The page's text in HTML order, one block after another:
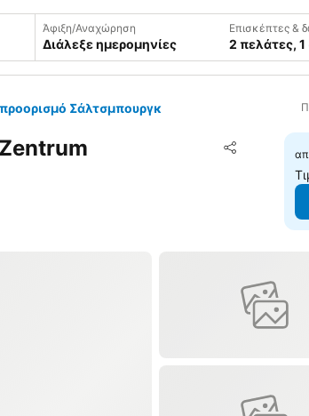
Άφιξη/Αναχώρηση
Διάλεξε ημερομηνίες
Επισκέπτες &
2 πελάτες,
Σάλτσμπουργκ
Κοινοποίηση